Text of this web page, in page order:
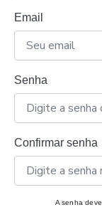
Email
Senha
Confirmar senha
A senha